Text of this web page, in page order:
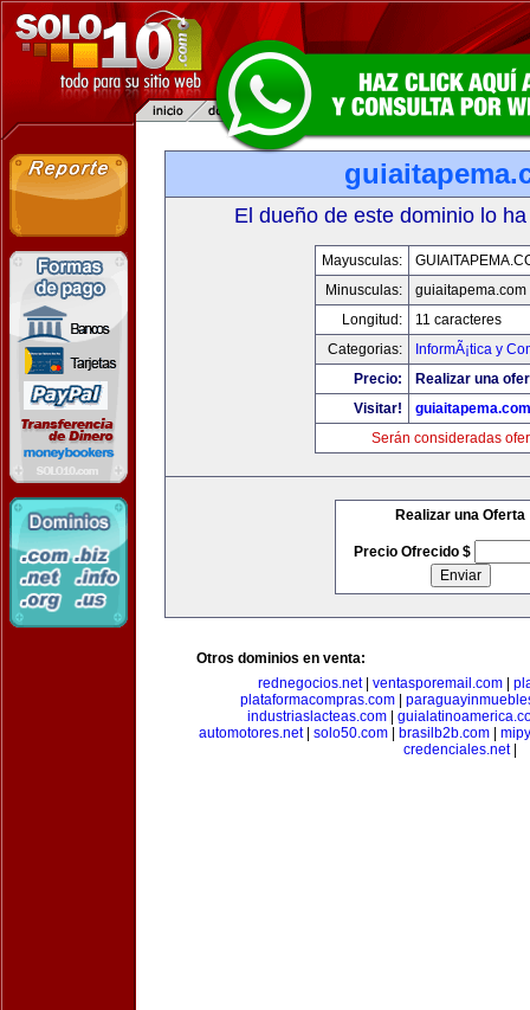
El dueño de este dominio lo
Mayusculas:
Minusculas:
guiaitapema.com
Longitud:
11 caracteres
Categorias:
InformÃ¡tica y
Precio:
Realizar una
Visitar!
guiaitapema.com
Serán consideradas
Realizar una Oferta
Precio Ofrecido $
Otros dominios en venta:
rednegocios.net| ventasporemail.com
plataformacompras.com
industriaslacteas.com
automotores.net| solo50.com brasilb2b.com
credenciales.net|